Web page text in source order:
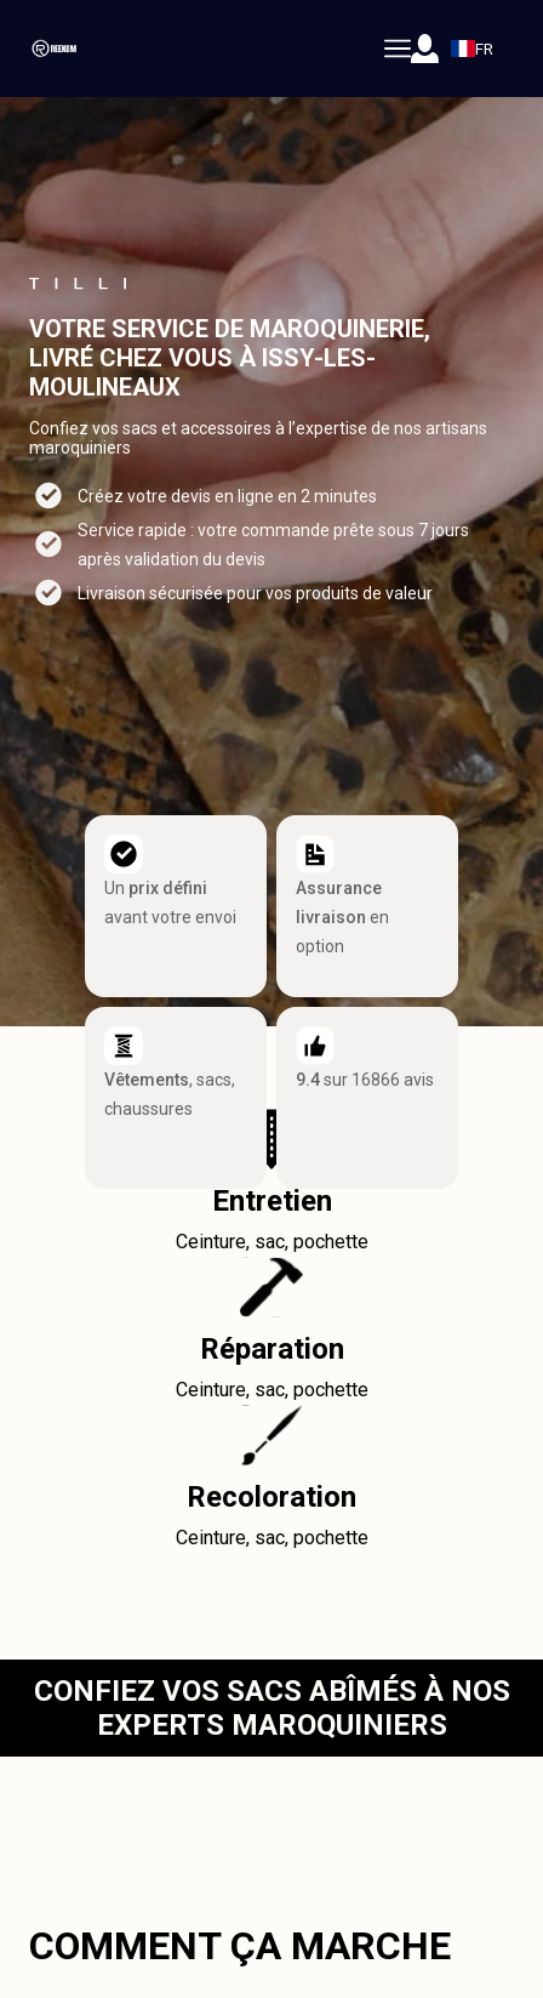
FR
VOTRE SERVICE DE MAROQUINERIE,
LIVRÉ CHEZ VOUS À ISSY-LES-
MOULINEAUX
Confiez vos sacs et accessoires à l’expertise de nos artisans
maroquiniers
Créez votre devis en ligne en 2 minutes
Service rapide : votre commande prête sous 7 jours
après validation du devis
Livraison sécurisée pour vos produits de valeur
Un prix défini
avant votre envoi
Assurance
livraison en
option
Vêtements, sacs,
chaussures
9.4sur 16866 avis
Entretien
Ceinture, sac, pochette
Réparation
Ceinture, sac, pochette
Recoloration
Ceinture, sac, pochette
CONFIEZ VOS SACS ABÎMÉS À NOS
EXPERTS MAROQUINIERS
COMMENT ÇA MARCHE